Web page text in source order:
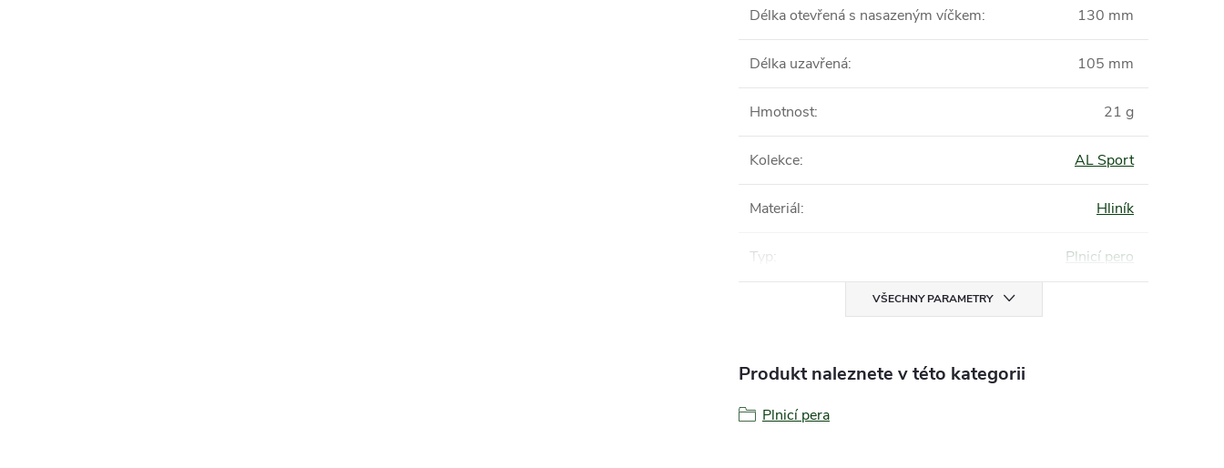
Délka otevřená s nasazeným víčkem: 130 mm
Délka uzavřená: 105 mm
Hmotnost: 21 g
Kolekce: AL Sport
Materiál: Hliník
Typ: Plnicí pero
VŠECHNY PARAMETRY
Produkt naleznete v této kategorii
Plnicí pera